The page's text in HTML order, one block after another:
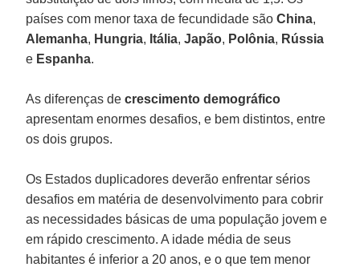
países com menor taxa de fecundidade sãoChina,
Alemanha, Hungria, Itália,Japão, Polônia, Rússia
e Espanha.
As diferenças decrescimento demográfico
apresentam enormes desafios, e bem distintos, entre
os dois grupos.
Os Estados duplicadores deverão enfrentar sérios
desafios em matéria de desenvolvimento para cobrir
as necessidades básicas de uma população jovem e
em rápido crescimento. A idade média de seus
habitantes é inferior a 20 anos, e o que tem menor